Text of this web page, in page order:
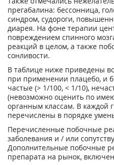
прегабалина: бессонница,
синдром, судороги,
диарея. На фоне терапии
повреждением спинного
реакций в целом, а также
сонливости.
В таблице ниже приведены
при применении плацебо, и
частые (> 1/100, < 1/10),
(невозможно оценить по
органным классам. В каждой
перечислены в порядке
Перечисленные побочные
заболевания и / или
Дополнительные побочные
препарата на рынок,